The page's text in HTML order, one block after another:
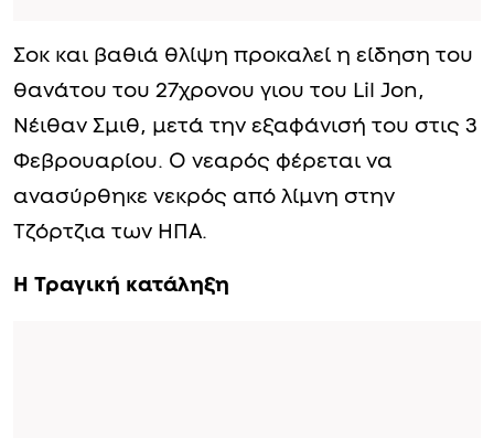
Σοκ και βαθιά θλίψη προκαλεί η είδηση του
θανάτου του 27χρονου γιου του Lil Jon,
Νέιθαν Σμιθ, μετά την εξαφάνισή του στις 3
Φεβρουαρίου. Ο νεαρός φέρεται να
ανασύρθηκε νεκρός από λίμνη στην
Τζόρτζια των ΗΠΑ.
Η Τραγική κατάληξη